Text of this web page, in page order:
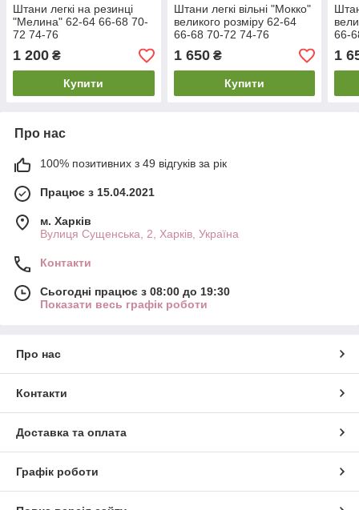
Штани легкі на резинці
"Мелина" 62-64 66-68 70-
72 74-76
1 200 ₴
Купити
Штани легкі вільні "Мокко"
великого розміру 62-64
66-68 70-72 74-76
1 650₴
Купити
66-
1
Про нас
100% позитивних з 49 відгуків за рік
Працює з 15.04.2021
м. Харків
Вулиця Сущенська, 2, Харків, Україна
Контакти
Сьогодні працює з 08:00 до 19:30
Показати весь графік роботи
Про нас
Контакти
Доставка та оплата
Графік роботи